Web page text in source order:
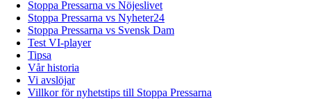
Stoppa Pressarna vs Nöjeslivet
Stoppa Pressarna vs Nyheter24
Stoppa Pressarna vs Svensk Dam
Test VI-player
Tipsa
Vår historia
Vi avslöjar
Villkor för nyhetstips till Stoppa Pressarna